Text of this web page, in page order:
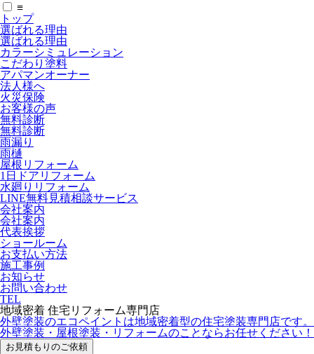
≡
トップ
選ばれる理由
選ばれる理由
カラーシミュレーション
こだわり塗料
アパマンオーナー
法人様へ
火災保険
お客様の声
無料診断
無料診断
雨漏り
雨樋
屋根リフォーム
1日ドアリフォーム
水廻りリフォーム
LINE無料見積相談サービス
会社案内
会社案内
代表挨拶
ショールーム
お支払い方法
施工事例
お知らせ
お問い合わせ
TEL
地域密着 住宅リフォーム専門店
外壁塗装のエコペイントは地域密着型の住宅塗装専門店です。
外壁塗装・屋根塗装・リフォームのことならお任せください！
お見積もりのご依頼